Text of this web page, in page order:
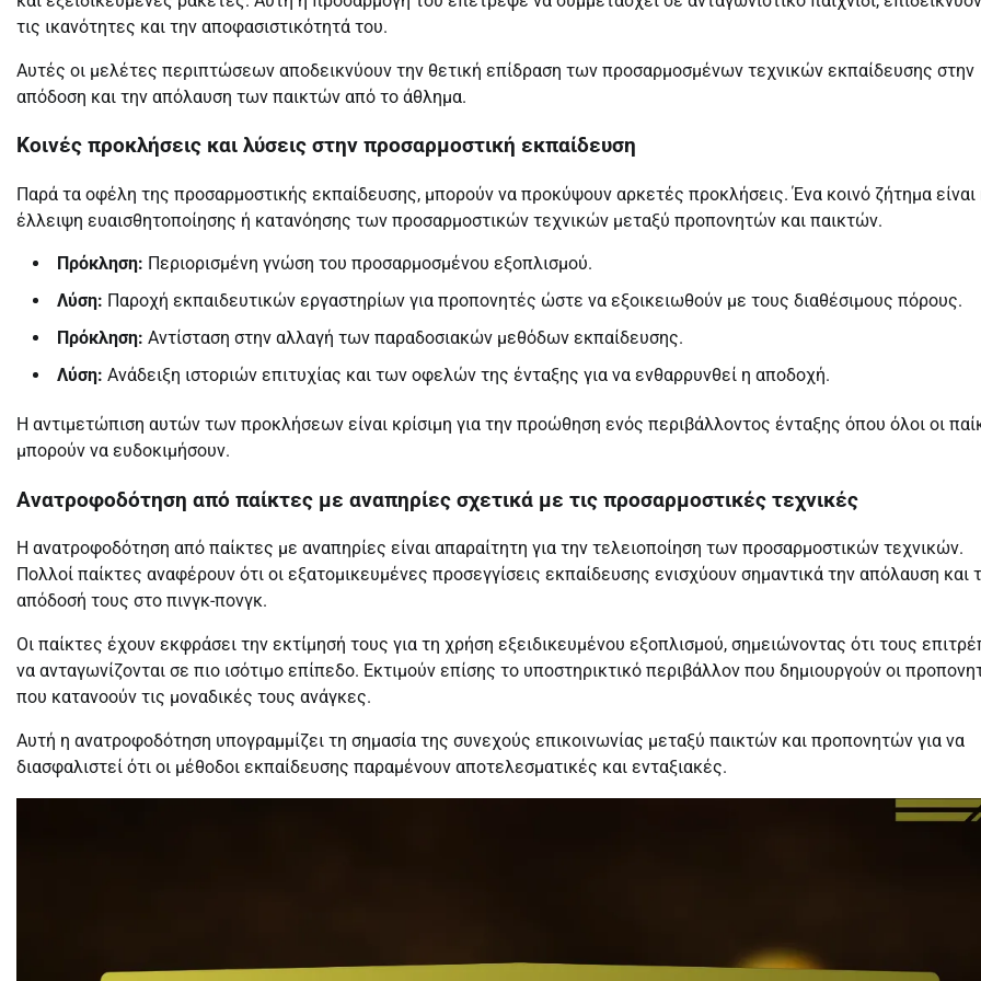
τις ικανότητες και την αποφασιστικότητά του.
Αυτές οι μελέτες περιπτώσεων αποδεικνύουν την θετική επίδραση των προσαρμοσμένων τεχνικών εκπαίδευσης στην
απόδοση και την απόλαυση των παικτών από το άθλημα.
Κοινές προκλήσεις και λύσεις στην προσαρμοστική εκπαίδευση
Παρά τα οφέλη της προσαρμοστικής εκπαίδευσης, μπορούν να προκύψουν αρκετές προκλήσεις. Ένα κοινό ζήτημα είναι
έλλειψη ευαισθητοποίησης ή κατανόησης των προσαρμοστικών τεχνικών μεταξύ προπονητών και παικτών.
Πρόκληση: Περιορισμένη γνώση του προσαρμοσμένου εξοπλισμού.
Λύση: Παροχή εκπαιδευτικών εργαστηρίων για προπονητές ώστε να εξοικειωθούν με τους διαθέσιμους πόρους.
Πρόκληση: Αντίσταση στην αλλαγή των παραδοσιακών μεθόδων εκπαίδευσης.
Λύση: Ανάδειξη ιστοριών επιτυχίας και των οφελών της ένταξης για να ενθαρρυνθεί η αποδοχή.
Η αντιμετώπιση αυτών των προκλήσεων είναι κρίσιμη για την προώθηση ενός περιβάλλοντος ένταξης όπου όλοι οι
μπορούν να ευδοκιμήσουν.
Ανατροφοδότηση από παίκτες με αναπηρίες σχετικά με τις προσαρμοστικές τεχνικές
Η ανατροφοδότηση από παίκτες με αναπηρίες είναι απαραίτητη για την τελειοποίηση των προσαρμοστικών τεχνικών.
Πολλοί παίκτες αναφέρουν ότι οι εξατομικευμένες προσεγγίσεις εκπαίδευσης ενισχύουν σημαντικά την απόλαυση και
απόδοσή τους στο πινγκ-πονγκ.
Οι παίκτες έχουν εκφράσει την εκτίμησή τους για τη χρήση εξειδικευμένου εξοπλισμού, σημειώνοντας ότι τους
να ανταγωνίζονται σε πιο ισότιμο επίπεδο. Εκτιμούν επίσης το υποστηρικτικό περιβάλλον που δημιουργούν οι
που κατανοούν τις μοναδικές τους ανάγκες.
Αυτή η ανατροφοδότηση υπογραμμίζει τη σημασία της συνεχούς επικοινωνίας μεταξύ παικτών και προπονητών για να
διασφαλιστεί ότι οι μέθοδοι εκπαίδευσης παραμένουν αποτελεσματικές και ενταξιακές.